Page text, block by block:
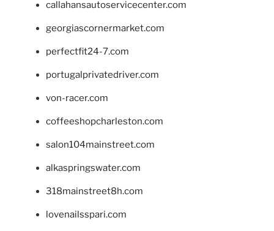
callahansautoservicecenter.com
georgiascornermarket.com
perfectfit24-7.com
portugalprivatedriver.com
von-racer.com
coffeeshopcharleston.com
salon104mainstreet.com
alkaspringswater.com
318mainstreet8h.com
lovenailsspari.com